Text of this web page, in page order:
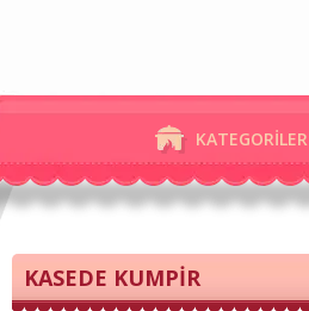
KATEGORİLER
KASEDE KUMPİR